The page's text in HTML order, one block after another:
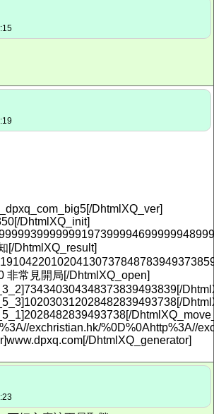
DhtmlXQ_ver]
DhtmlXQ_init]
[/DhtmlXQ_result]
非常見開局[/DhtmlXQ_open]
exchristian.hk/%0D%0Ahttp%3A//
DhtmlXQ_generator]